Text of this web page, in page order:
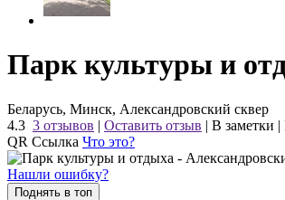
Парк культуры и
Беларусь, Минск, Александровский сквер
4.3 3 отзывов | Оставить отзыв | В заметки |
QR Ссылка Что это?
Нашли ошибку?
Поднять в топ